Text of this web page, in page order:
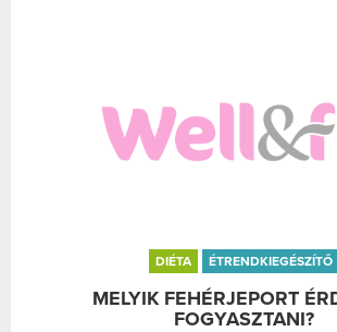
DIÉTA ÉTRENDKIEGÉSZÍTŐ
MELYIK FEHÉRJEPORT
FOGYASZTANI?